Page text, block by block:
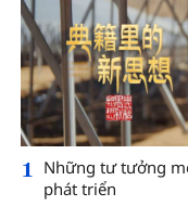
1
Những tư tưởng
phát triển